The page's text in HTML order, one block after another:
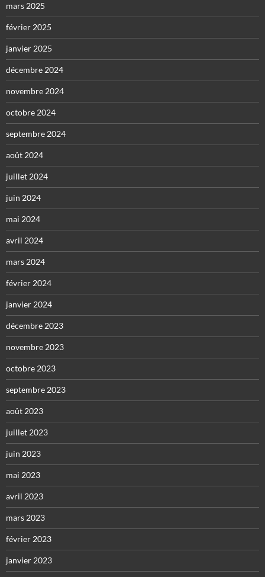
mars 2025
février 2025
janvier 2025
décembre 2024
novembre 2024
octobre 2024
septembre 2024
août 2024
juillet 2024
juin 2024
mai 2024
avril 2024
mars 2024
février 2024
janvier 2024
décembre 2023
novembre 2023
octobre 2023
septembre 2023
août 2023
juillet 2023
juin 2023
mai 2023
avril 2023
mars 2023
février 2023
janvier 2023